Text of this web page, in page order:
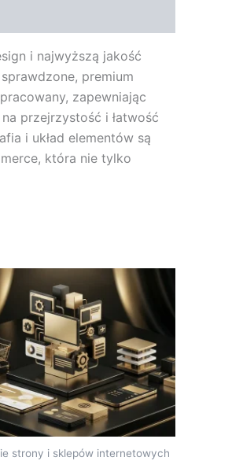
i najwyższą jakość
premium
zapewniając
przejrzystość i łatwość
i układ elementów są
która nie tylko
strony i sklepów internetowych